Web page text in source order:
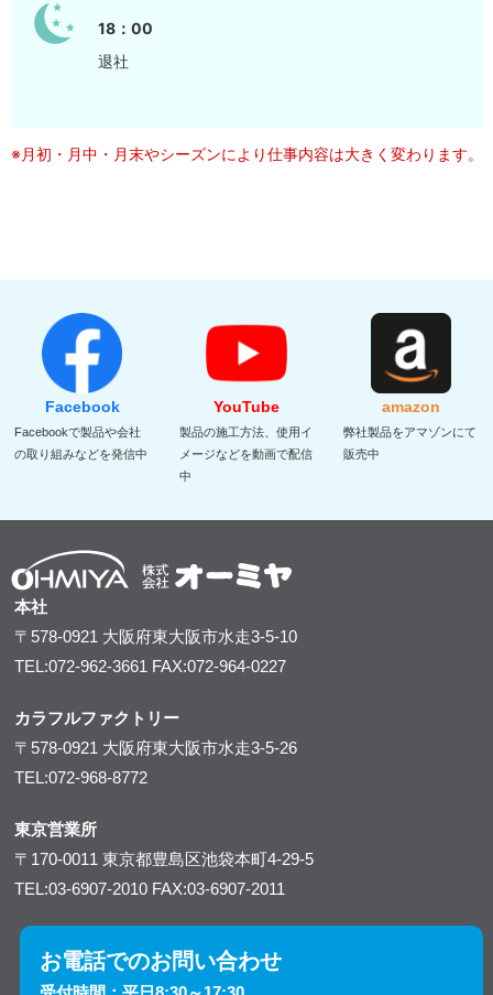
18：00
退社
※月初・月中・月末やシーズンにより仕事内容は大きく変わります。
Facebook
Facebookで製品や会社
の取り組みなどを発信中
YouTube
製品の施工方法、使用イ
メージなどを動画で配信
中
amazon
弊社製品をアマゾンにて
販売中
本社
〒578-0921 大阪府東大阪市水走3-5-10
TEL:072-962-3661 FAX:072-964-0227
カラフルファクトリー
〒578-0921 大阪府東大阪市水走3-5-26
TEL:072-968-8772
東京営業所
〒170-0011東京都豊島区池袋本町4-29-5
TEL:03-6907-2010 FAX:03-6907-2011
お電話でのお問い合わせ